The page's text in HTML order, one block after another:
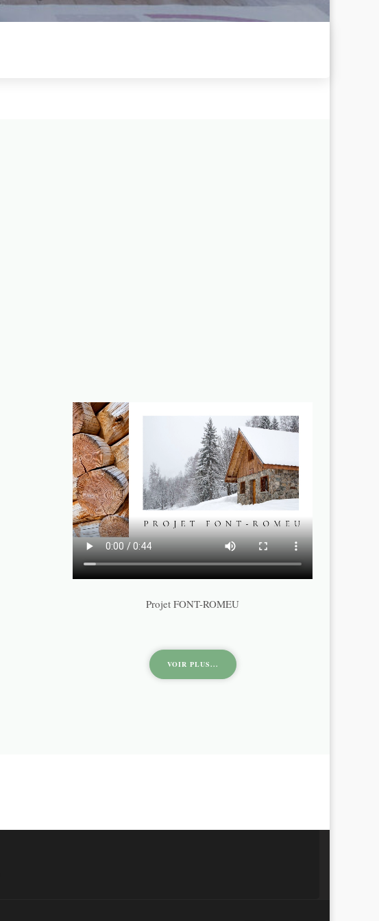
Projet FONT-ROMEU
VOIR PLUS...